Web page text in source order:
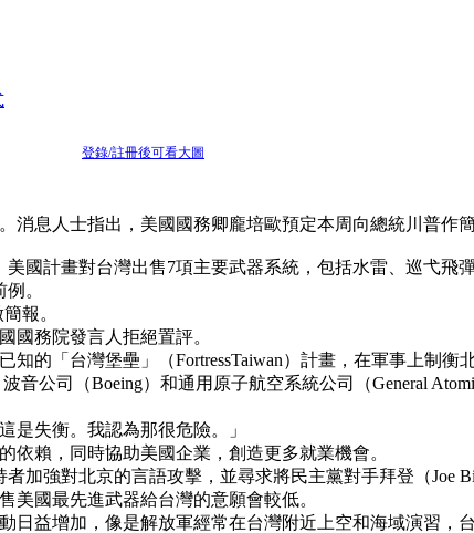
登錄/註冊後可看大圖
消息人士指出，美國國務卿龐培歐預定本周向總統川普作簡
國計畫對台灣出售7項主要武器系統，包括水雷、巡弋飛
。
報。
國務院發言人拒絕置評。
的「台灣堡壘」（FortressTaiwan）計畫，在軍事上制衡北
音公司（Boeing）和通用原子航空系統公司（General
是失衡。我認為那很危險。」
依賴，同時協助美國企業，創造更多就業機會。
加強對北京的言語攻擊，並尋求將民主黨對手拜登（Joe
美國最先進武器給台灣的意願會較低。
益增加，像是解放軍經常在台灣附近上空和海域演習，